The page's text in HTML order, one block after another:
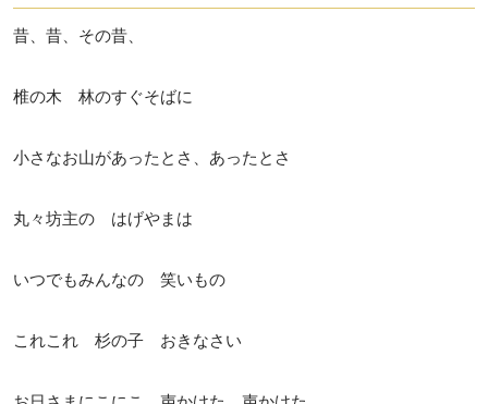
昔、昔、その昔、
椎の木 林のすぐそばに
小さなお山があったとさ、あったとさ
丸々坊主の はげやまは
いつでもみんなの 笑いもの
これこれ 杉の子 おきなさい